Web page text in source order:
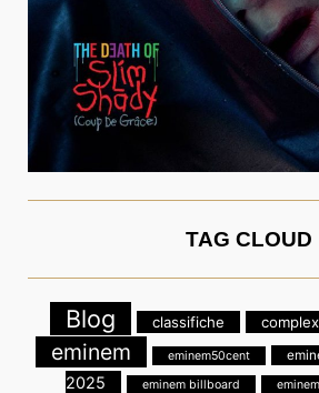
TAG CLOUD
Blog classifiche complex
eminem eminem50cent
2025
eminem billboard